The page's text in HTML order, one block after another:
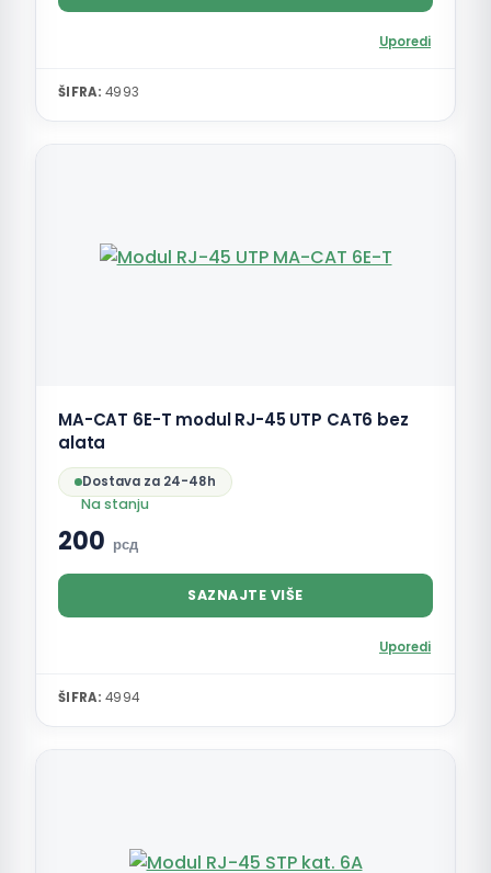
Uporedi
ŠIFRA: 4993
MA-CAT 6E-T modul RJ-45 UTP CAT6 bez
alata
Dostava za 24-48h
Na stanju
200 рсд
SAZNAJTE VIŠE
Uporedi
ŠIFRA: 4994